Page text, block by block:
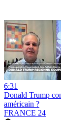
6:31
Donald Trump
américain ?
FRANCE 24